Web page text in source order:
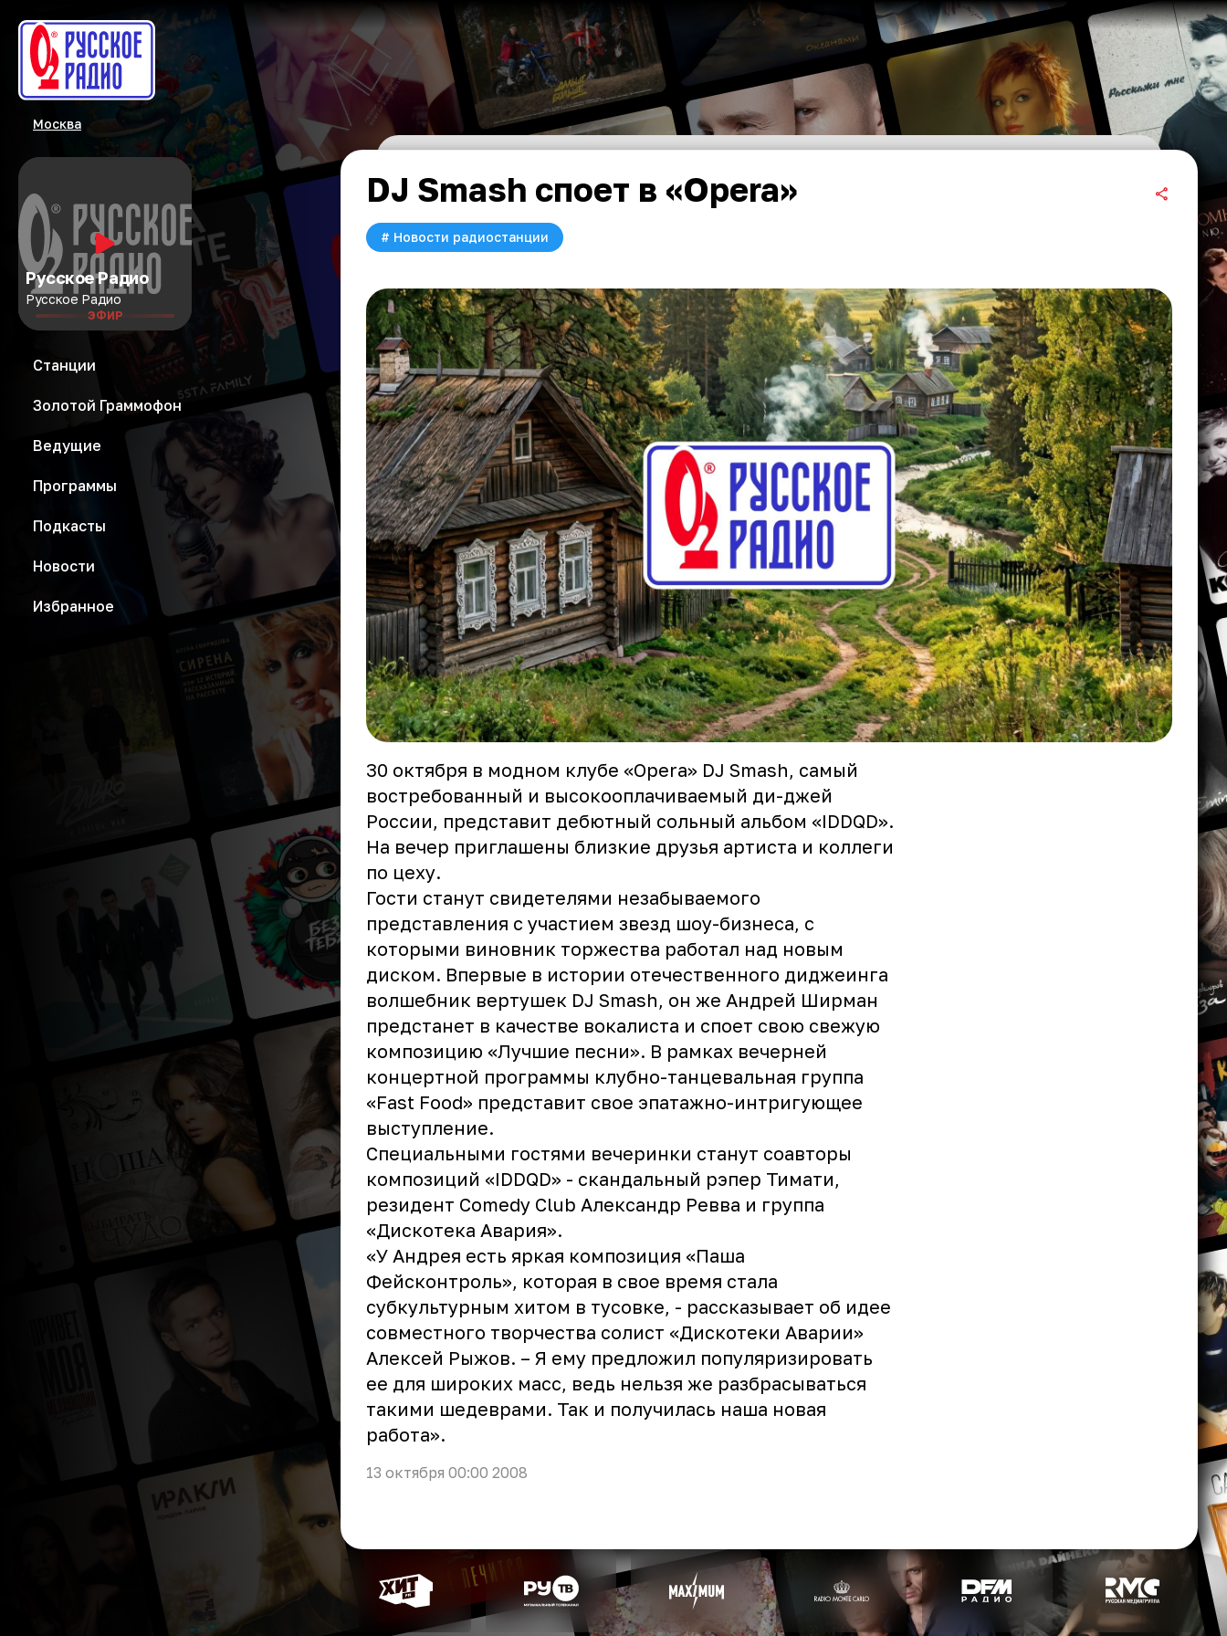
Москва
Русское Радио
Русское Радио
ЭФИР
Станции
Золотой Граммофон
Ведущие
Программы
Подкасты
Новости
Избранное
DJ Smash споет в «Opera»
# Новости радиостанции
30 октября в модном клубе «Opera» DJ Smash , самый
востребованный и высокооплачиваемый ди-джей
России, представит дебютный сольный альбом «IDDQD».
На вечер приглашены близкие друзья артиста и коллеги
по цеху.
Гости станут свидетелями незабываемого
представления с участием звезд шоу-бизнеса, с
которыми виновник торжества работал над новым
диском. Впервые в истории отечественного диджеинга
волшебник вертушек DJ Smash, он же Андрей Ширман
предстанет в качестве вокалиста и споет свою свежую
композицию «Лучшие песни». В рамках вечерней
концертной программы клубно-танцевальная группа
«Fast Food» представит свое эпатажно-интригующее
выступление.
Специальными гостями вечеринки станут соавторы
композиций «IDDQD» - скандальный рэпер Тимати,
резидент Comedy Club Александр Ревва и группа
«Дискотека Авария».
«У Андрея есть яркая композиция «Паша
Фейсконтроль», которая в свое время стала
субкультурным хитом в тусовке, - рассказывает об идее
совместного творчества солист «Дискотеки Аварии»
Алексей Рыжов. – Я ему предложил популяризировать
ее для широких масс, ведь нельзя же разбрасываться
такими шедеврами. Так и получилась наша новая
работа».
13 октября 00:00 2008